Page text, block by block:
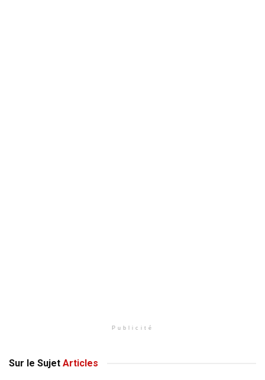
Publicité
Sur le Sujet Articles